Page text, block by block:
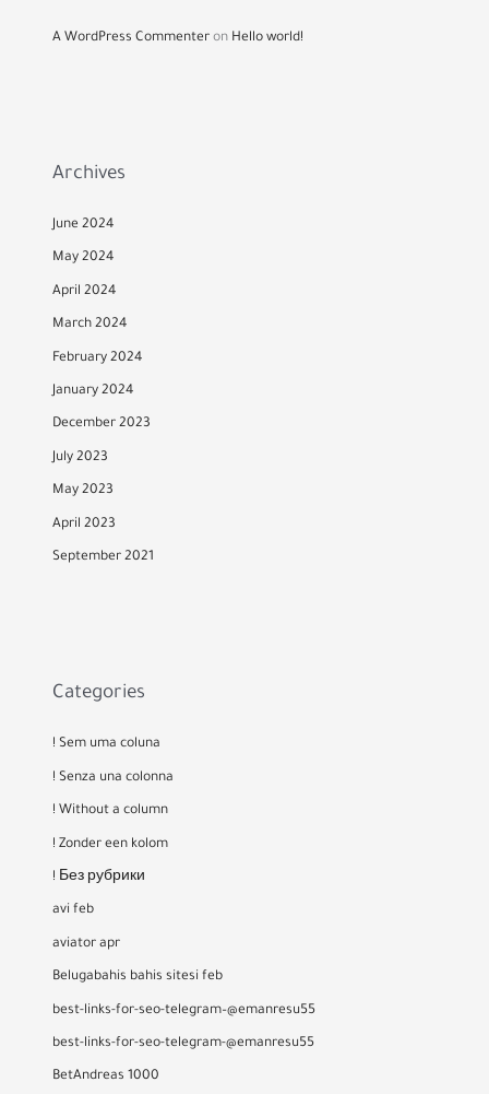
A WordPress Commenter on Hello world!
Archives
June 2024
May 2024
April 2024
March 2024
February 2024
January 2024
December 2023
July 2023
May 2023
April 2023
September 2021
Categories
! Sem uma coluna
! Senza una colonna
! Without a column
! Zonder een kolom
! Без рубрики
avi feb
aviator apr
Belugabahis bahis sitesi feb
best-links-for-seo-telegram–@emanresu55
best-links-for-seo-telegram-@emanresu55
BetAndreas 1000